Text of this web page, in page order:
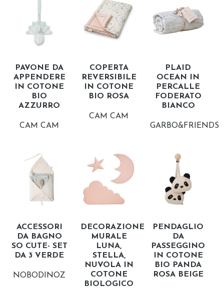
PAVONE DA
APPENDERE
IN COTONE
BIO
AZZURRO
CAM CAM
COPERTA
REVERSIBILE
IN COTONE
BIO ROSA
CAM CAM
PLAID
OCEAN IN
PERCALLE
FODERATO
BIANCO
GARBO&FRIENDS
ACCESSORI
DA BAGNO
SO CUTE- SET
DA 3 VERDE
NOBODINOZ
DECORAZIONE
MURALE
LUNA,
STELLA,
NUVOLA IN
COTONE
BIOLOGICO
PENDAGLIO
DA
PASSEGGINO
IN COTONE
BIO PANDA
ROSA BEIGE